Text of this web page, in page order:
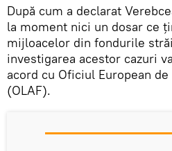
După cum a declarat
la moment nici un dosar ce
mijloacelor din fondurile
investigarea acestor cazuri
acord cu Oficiul European
(OLAF).